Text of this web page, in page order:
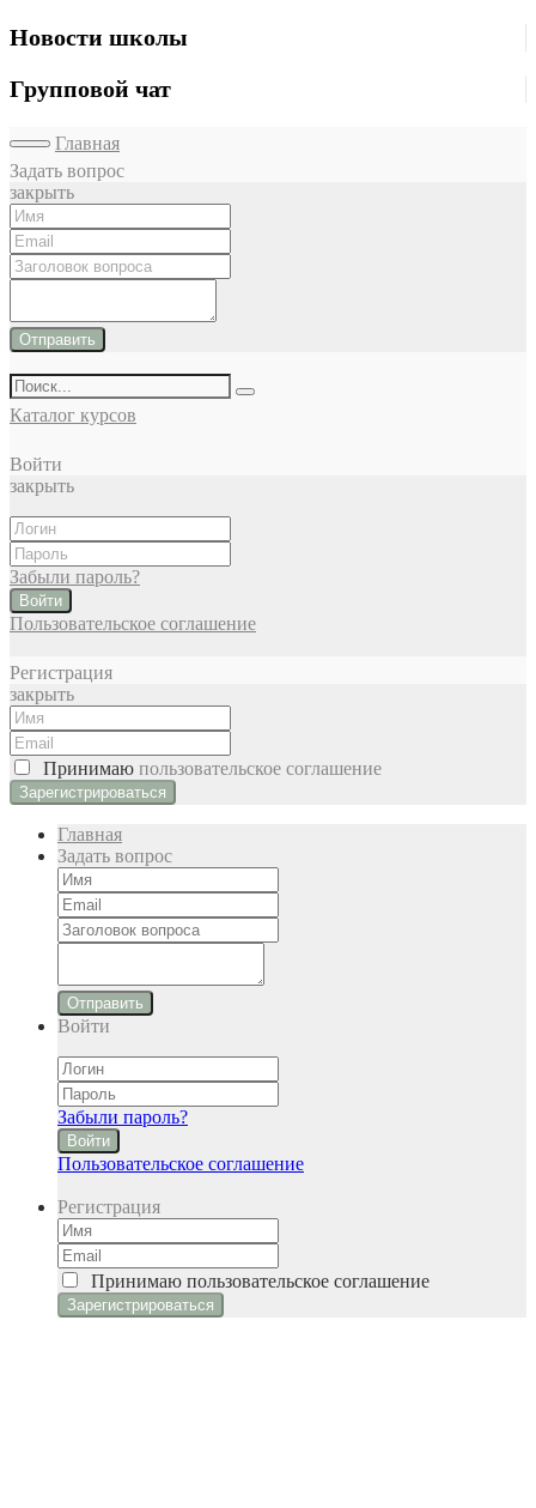
Новости школы
Групповой чат
Главная
Задать вопрос
закрыть
Отправить
Каталог курсов
Войти
закрыть
Забыли пароль?
Войти
Пользовательское соглашение
Регистрация
закрыть
Принимаю пользовательское соглашение
Главная
Задать вопрос
Отправить
Войти
Забыли пароль?
Войти
Пользовательское соглашение
Регистрация
Принимаю пользовательское соглашение